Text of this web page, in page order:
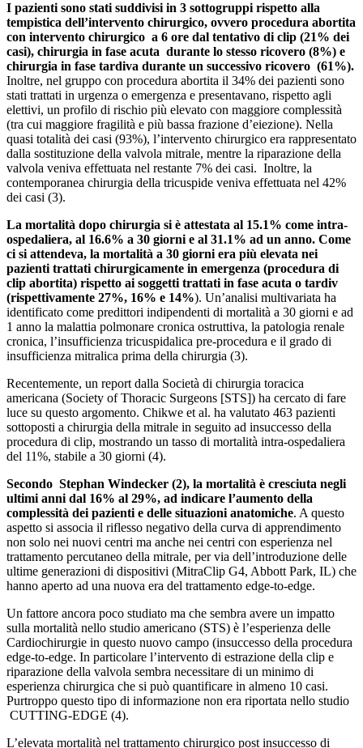
I pazienti sono stati suddivisi in 3 sottogruppi rispetto alla
tempistica dell’intervento chirurgico, ovvero procedura abortita
con intervento chirurgico a 6 ore dal tentativo di clip (21% dei
casi), chirurgia in fase acuta durante lo stesso ricovero (8%) e
chirurgia in fase tardiva durante un successivo ricovero (61%).
Inoltre, nel gruppo con procedura abortita il 34% dei pazienti sono
stati trattati in urgenza o emergenza e presentavano, rispetto agli
elettivi, un profilo di rischio più elevato con maggiore complessità
(tra cui maggiore fragilità e più bassa frazione d’eiezione). Nella
quasi totalità dei casi (93%), l’intervento chirurgico era rappresentato
dalla sostituzione della valvola mitrale, mentre la riparazione della
valvola veniva effettuata nel restante 7% dei casi. Inoltre, la
contemporanea chirurgia della tricuspide veniva effettuata nel 42%
dei casi (3).
La mortalità dopo chirurgia si è attestata al 15.1% come intra-
ospedaliera, al 16.6% a 30 giorni e al 31.1% ad un anno. Come
ci si attendeva, la mortalità a 30 giorni era più elevata nei
pazienti trattati chirurgicamente in emergenza (procedura di
clip abortita) rispetto ai soggetti trattati in fase acuta o tardiv
(rispettivamente 27%, 16% e 14%). Un’analisi multivariata ha
identificato come predittori indipendenti di mortalità a 30 giorni e ad
1 anno la malattia polmonare cronica ostruttiva, la patologia renale
cronica, l’insufficienza tricuspidalica pre-procedura e il grado di
insufficienza mitralica prima della chirurgia (3).
Recentemente, un report dalla Società di chirurgia toracica
americana (Society of Thoracic Surgeons [STS]) ha cercato di fare
luce su questo argomento. Chikwe et al. ha valutato 463 pazienti
sottoposti a chirurgia della mitrale in seguito ad insuccesso della
procedura di clip, mostrando un tasso di mortalità intra-ospedaliera
del 11%, stabile a 30 giorni (4).
Secondo Stephan Windecker (2), la mortalità è cresciuta negli
ultimi anni dal 16% al 29%, ad indicare l’aumento della
complessità dei pazienti e delle situazioni anatomiche. A questo
aspetto si associa il riflesso negativo della curva di apprendimento
non solo nei nuovi centri ma anche nei centri con esperienza nel
trattamento percutaneo della mitrale, per via dell’introduzione delle
ultime generazioni di dispositivi (MitraClip G4, Abbott Park, IL) che
hanno aperto ad una nuova era del trattamento edge-to-edge.
Un fattore ancora poco studiato ma che sembra avere un impatto
sulla mortalità nello studio americano (STS) è l’esperienza delle
Cardiochirurgie in questo nuovo campo (insuccesso della procedura
edge-to-edge. In particolare l’intervento di estrazione della clip e
riparazione della valvola sembra necessitare di un minimo di
esperienza chirurgica che si può quantificare in almeno 10 casi.
Purtroppo questo tipo di informazione non era riportata nello studio
CUTTING-EDGE (4).
L’elevata mortalità nel trattamento chirurgico post insuccesso di